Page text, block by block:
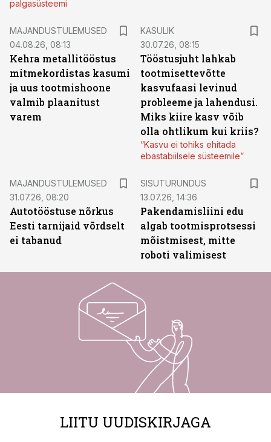
palgasüsteemi
MAJANDUSTULEMUSED
04.08.26, 08:13
Kehra metallitööstus
mitmekordistas kasumi
ja uus tootmishoone
valmib plaanitust
varem
KASULIK
30.07.26, 08:15
Tööstusjuht lahkab
tootmisettevõtte
kasvufaasi levinud
probleeme ja lahendusi.
Miks kiire kasv võib
olla ohtlikum kui kriis?
“Kasvu ei tohiks ehitada
ebastabiilsele süsteemile”
MAJANDUSTULEMUSED
31.07.26, 08:20
Autotööstuse nõrkus
Eesti tarnijaid võrdselt
ei tabanud
SISUTURUNDUS
13.07.26, 14:36
Pakendamisliini edu
algab tootmisprotsessi
mõistmisest, mitte
roboti valimisest
LIITU UUDISKIRJAGA